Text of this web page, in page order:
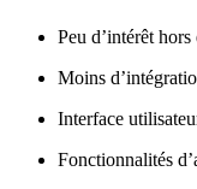
Peu d’intérêt
Moins
Interface
Fonctionnalités